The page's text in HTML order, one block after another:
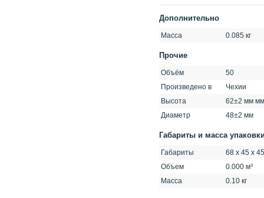
Дополнительно
Масса 0.085 кг
Прочие
Объём
50
Произведено в
Чехии
Высота
62±2 мм мм
Диаметр
48±2 мм
Габариты и масса
Габариты
68 x 45 x
Объем
0.000 м³
Масса
0.10 кг